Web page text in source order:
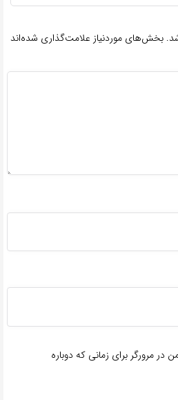
بخش‌های موردنیاز علامت‌گذاری شده‌اند
در مرورگر برای زمانی که دوباره